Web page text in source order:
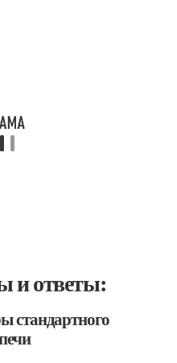
и ответы:
стандартного